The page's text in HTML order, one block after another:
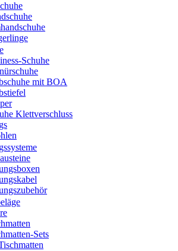
Schuhe
mit BOA
Klettverschluss
Sets